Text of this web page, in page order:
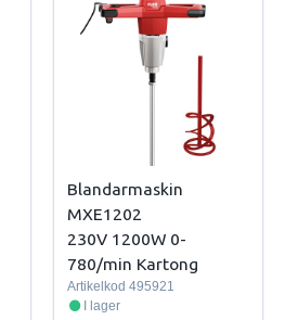
Blandarmaskin
MXE1202
230V 1200W 0-
780/min Kartong
Artikelkod 495921
I lager